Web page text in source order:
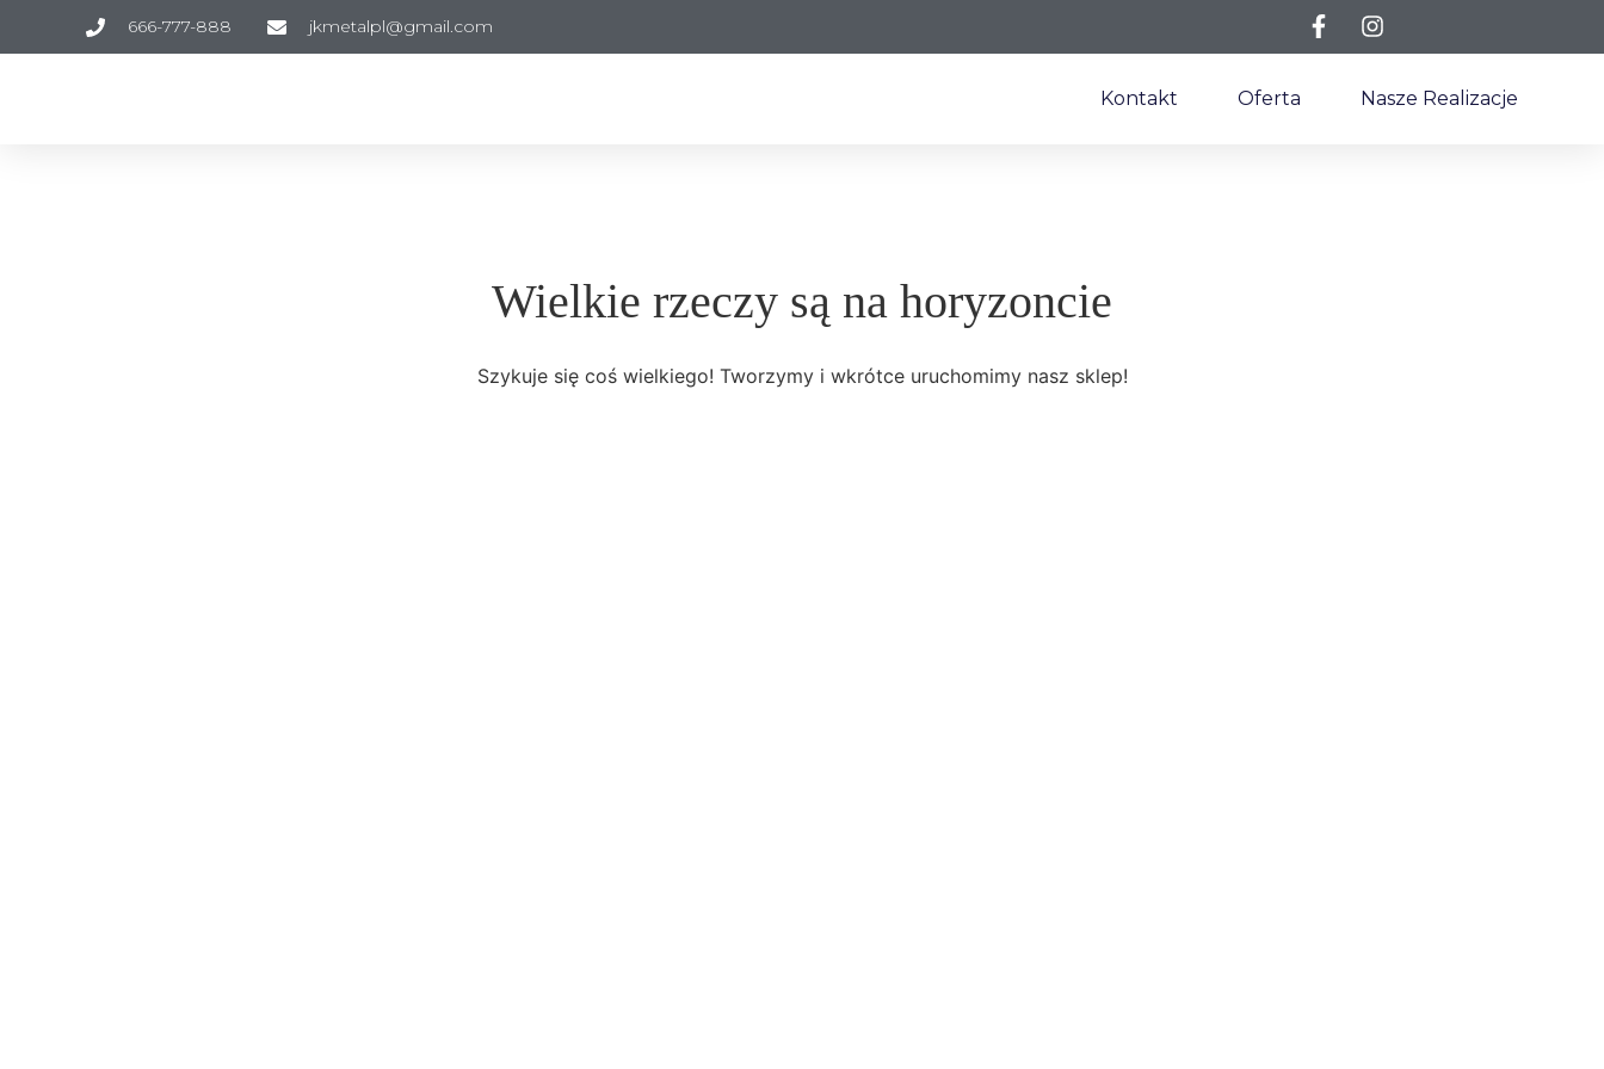
666-777-888 jkmetalpl@gmail.com
Kontakt Oferta Nasze Realizacje
Wielkie rzeczy są na horyzoncie
Szykuje się coś wielkiego! Tworzymy i wkrótce uruchomimy nasz sklep!